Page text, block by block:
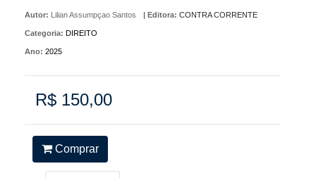
Autor: Lilian Assumpçao Santos Editora: CONTRA CORRENTE
Categoria: DIREITO
Ano: 2025
R$ 150,00
Comprar